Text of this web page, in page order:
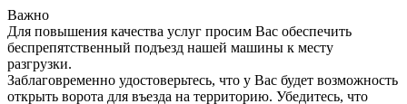
Важно
Для повышения качества услуг просим Вас обеспечить
беспрепятственный подъезд нашей машины к месту
разгрузки.
Заблаговременно удостоверьтесь, что у Вас будет возможность
открыть ворота для въезда на территорию. Убедитесь, что